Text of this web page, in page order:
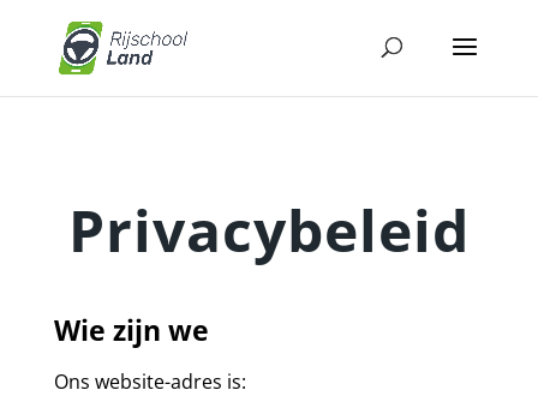
Privacybeleid
Wie zijn we
Ons website-adres is: